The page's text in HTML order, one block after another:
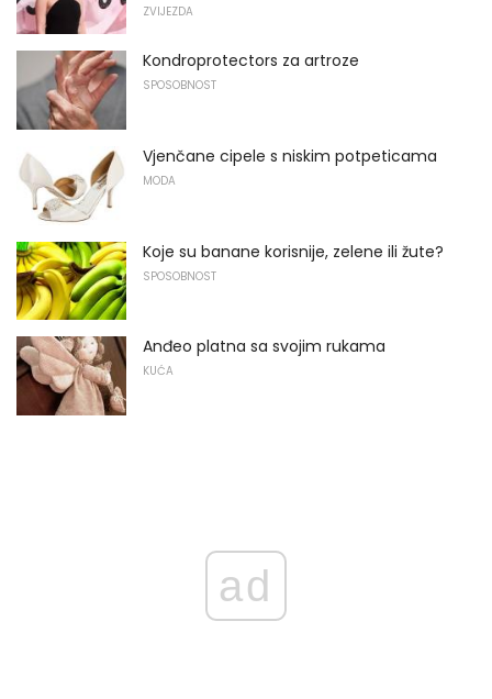
ZVIJEZDA
Kondroprotectors za artroze
SPOSOBNOST
Vjenčane cipele s niskim potpeticama
MODA
Koje su banane korisnije, zelene ili žute?
SPOSOBNOST
Anđeo platna sa svojim rukama
KUĆA
ad